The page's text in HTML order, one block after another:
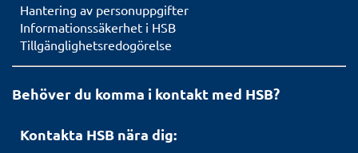
Hantering av personuppgifter
Informationssäkerhet i HSB
Tillgänglighetsredogörelse
Behöver du komma i kontakt med HSB?
Kontakta HSB nära dig: